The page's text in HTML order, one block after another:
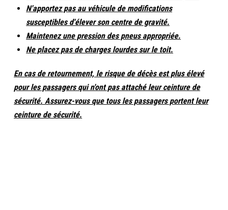
N'apportez pas au véhicule de modifications
susceptibles d'élever son centre de gravité.
Maintenez une pression des pneus appropriée.
Ne placez pas de charges lourdes sur le toit.
En cas de retournement, le risque de décès est plus élevé
pour les passagers qui n'ont pas attaché leur ceinture de
sécurité. Assurez-vous que tous les passagers portent leur
ceinture de sécurité.